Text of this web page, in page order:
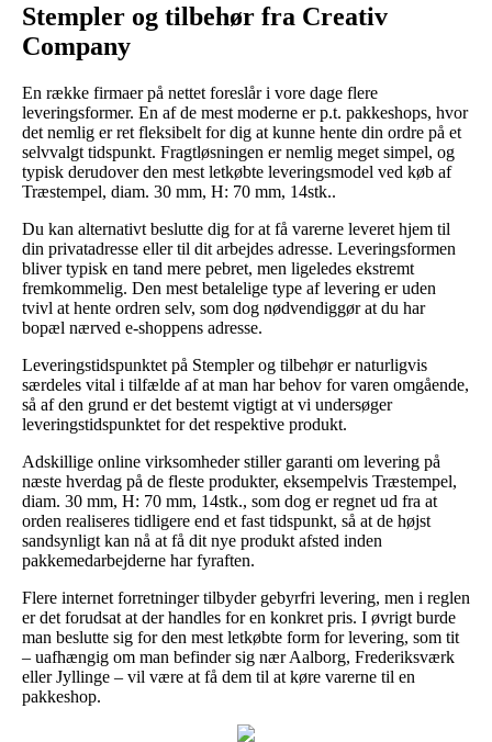
Stempler og tilbehør fra Creativ
Company
En række firmaer på nettet foreslår i vore dage flere
leveringsformer. En af de mest moderne er p.t. pakkeshops, hvor
det nemlig er ret fleksibelt for dig at kunne hente din ordre på et
selvvalgt tidspunkt. Fragtløsningen er nemlig meget simpel, og
typisk derudover den mest letkøbte leveringsmodel ved køb af
Træstempel, diam. 30 mm, H: 70 mm, 14stk..
Du kan alternativt beslutte dig for at få varerne leveret hjem til
din privatadresse eller til dit arbejdes adresse. Leveringsformen
bliver typisk en tand mere pebret, men ligeledes ekstremt
fremkommelig. Den mest betalelige type af levering er uden
tvivl at hente ordren selv, som dog nødvendiggør at du har
bopæl nærved e-shoppens adresse.
Leveringstidspunktet på Stempler og tilbehør er naturligvis
særdeles vital i tilfælde af at man har behov for varen omgående,
så af den grund er det bestemt vigtigt at vi undersøger
leveringstidspunktet for det respektive produkt.
Adskillige online virksomheder stiller garanti om levering på
næste hverdag på de fleste produkter, eksempelvis Træstempel,
diam. 30 mm, H: 70 mm, 14stk., som dog er regnet ud fra at
orden realiseres tidligere end et fast tidspunkt, så at de højst
sandsynligt kan nå at få dit nye produkt afsted inden
pakkemedarbejderne har fyraften.
Flere internet forretninger tilbyder gebyrfri levering, men i reglen
er det forudsat at der handles for en konkret pris. I øvrigt burde
man beslutte sig for den mest letkøbte form for levering, som tit
– uafhængig om man befinder sig nær Aalborg, Frederiksværk
eller Jyllinge – vil være at få dem til at køre varerne til en
pakkeshop.